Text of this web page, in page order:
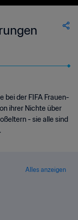
bei der FIFA Frauen-
ihrer Nichte über
- sie alle sind
Alles anzeigen